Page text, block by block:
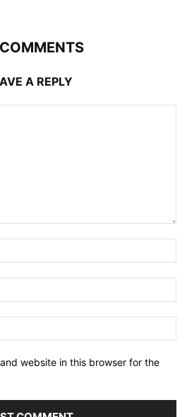
A REPLY
website in this browser for the